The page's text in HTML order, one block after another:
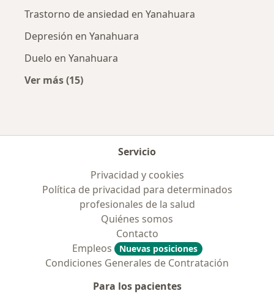
Trastorno de ansiedad en Yanahuara
Depresión en Yanahuara
Duelo en Yanahuara
Ver más (15)
Servicio
Privacidad y cookies
Política de privacidad para determinados
profesionales de la salud
Quiénes somos
Contacto
Empleos
Nuevas posiciones
Condiciones Generales de Contratación
Para los pacientes